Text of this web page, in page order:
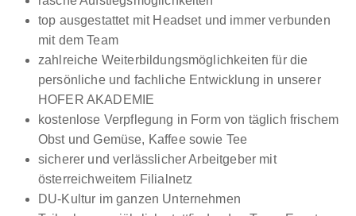
top ausgestattet mit Headset und immer verbunden
mit dem Team
zahlreiche Weiterbildungsmöglichkeiten für die
persönliche und fachliche Entwicklung in unserer
HOFER AKADEMIE
kostenlose Verpflegung in Form von täglich frischem
Obst und Gemüse, Kaffee sowie Tee
sicherer und verlässlicher Arbeitgeber mit
österreichweitem Filialnetz
DU-Kultur im ganzen Unternehmen